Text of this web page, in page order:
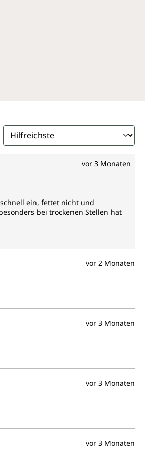
mit hochwertigen nativen,
ist
vor 3 Monaten
ein, fettet nicht und
bei trockenen Stellen hat
vor 2 Monaten
vor 3 Monaten
vor 3 Monaten
vor 3 Monaten